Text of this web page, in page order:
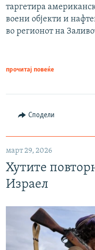
таргетира
воени објекти и
во регионот на
прочитај повеќе
Сподели
март 29, 2026
Хутите
Израел